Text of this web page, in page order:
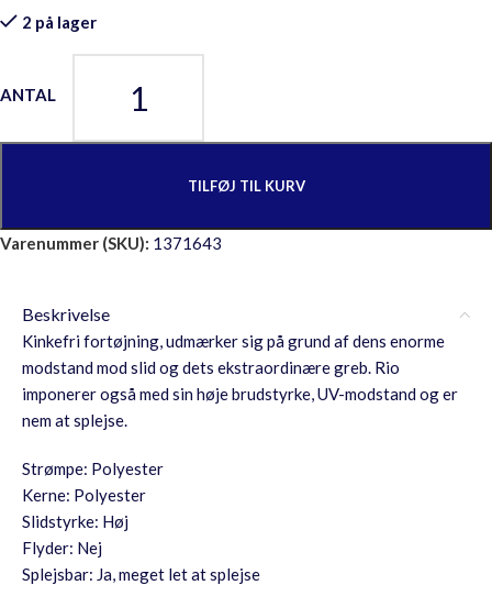
2 på lager
TILFØJ TIL KURV
Varenummer (SKU): 1371643
Beskrivelse
Kinkefri fortøjning, udmærker sig på grund af dens enorme
modstand mod slid og dets ekstraordinære greb. Rio
imponerer også med sin høje brudstyrke, UV-modstand og er
nem at splejse.
Strømpe: Polyester
Kerne: Polyester
Slidstyrke: Høj
Flyder: Nej
Splejsbar: Ja, meget let at splejse